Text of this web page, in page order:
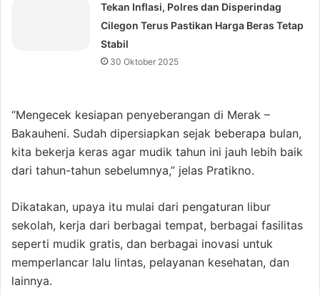
‎Tekan Inflasi, Polres dan Disperindag
Cilegon Terus Pastikan Harga Beras Tetap
Stabil
30 Oktober 2025
“Mengecek kesiapan penyeberangan di Merak –
Bakauheni. Sudah dipersiapkan sejak beberapa bulan,
kita bekerja keras agar mudik tahun ini jauh lebih baik
dari tahun-tahun sebelumnya,” jelas Pratikno.
Dikatakan, upaya itu mulai dari pengaturan libur
sekolah, kerja dari berbagai tempat, berbagai fasilitas
seperti mudik gratis, dan berbagai inovasi untuk
memperlancar lalu lintas, pelayanan kesehatan, dan
lainnya.